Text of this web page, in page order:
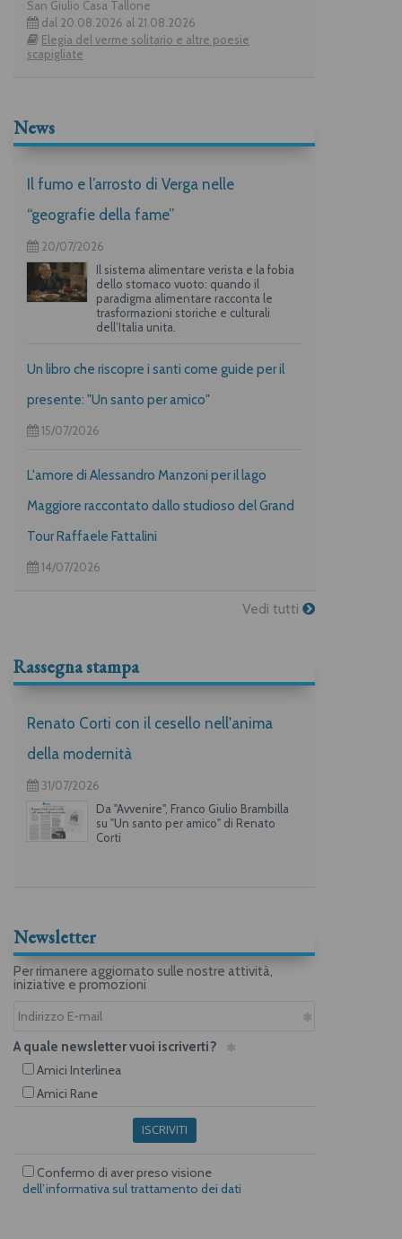
San Giulio Casa Tallone
dal 20.08.2026 al 21.08.2026
Elegia del verme solitario e altre poesie
scapigliate
News
Il fumo e l’arrosto di Verga nelle
“geografie della fame”
20/07/2026
Il sistema alimentare verista e la fobia
dello stomaco vuoto: quando il
paradigma alimentare racconta le
trasformazioni storiche e culturali
dell’Italia unita.
Un libro che riscopre i santi come guide per il
presente: "Un santo per amico"
15/07/2026
L'amore di Alessandro Manzoni per il lago
Maggiore raccontato dallo studioso del Grand
Tour Raffaele Fattalini
14/07/2026
Vedi tutti
Rassegna stampa
Renato Corti con il cesello nell'anima
della modernità
31/07/2026
Da "Avvenire", Franco Giulio Brambilla
su "Un santo per amico" di Renato
Corti
Newsletter
Per rimanere aggiornato sulle nostre attività,
iniziative e promozioni
A quale newsletter vuoi iscriverti?
Amici Interlinea
Amici Rane
ISCRIVITI
Confermo di aver preso visione
dell’informativa sul trattamento dei dati